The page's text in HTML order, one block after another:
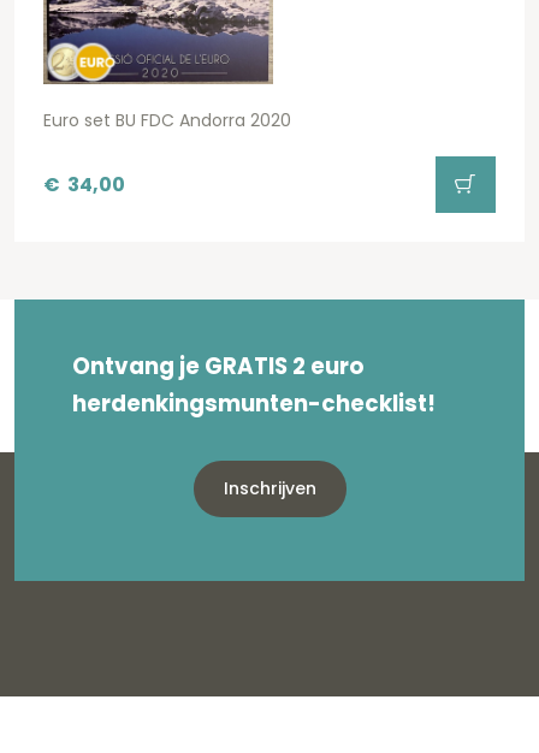
Euro set BU FDC Andorra 2020
€ 34,00
Ontvang je GRATIS 2 euro
herdenkingsmunten-checklist!
Inschrijven